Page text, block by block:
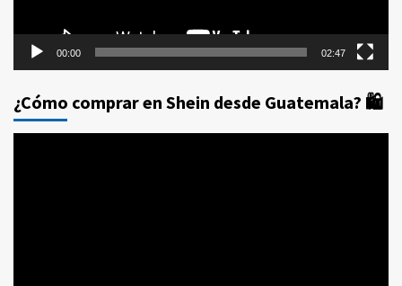
00:00 02:47
¿Cómo comprar en Shein desde Guatemala? 🛍️